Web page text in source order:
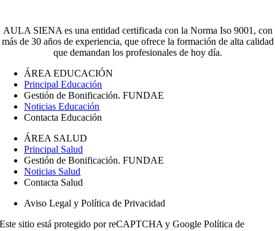
AULA SIENA es una entidad certificada con la Norma Iso 9001, con
más de 30 años de experiencia, que ofrece la formación de alta calidad
que demandan los profesionales de hoy día.
ÁREA EDUCACIÓN
Principal Educación
Gestión de Bonificación. FUNDAE
Noticias Educación
Contacta Educación
ÁREA SALUD
Principal Salud
Gestión de Bonificación. FUNDAE
Noticias Salud
Contacta Salud
Aviso Legal y Política de Privacidad
Este sitio está protegido por reCAPTCHA y GooglePolítica de